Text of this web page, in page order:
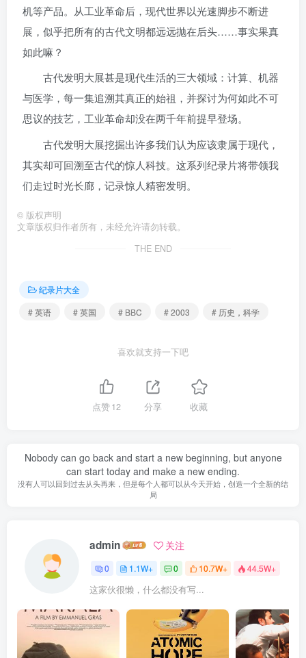
机等产品。从工业革命后，现代世界以光速脚步不断进
展，似乎把所有的古代文明都远远抛在后头……事实果真
如此嘛？
古代发明大展甚是现代生活的三大领域：计算、机器
与医学，每一集追溯其真正的始祖，并探讨为何如此不可
思议的技艺，工业革命却没在两千年前提早登场。
古代发明大展挖掘出许多我们认为应该隶属于现代，
其实却可回溯至古代的惊人科技。这系列纪录片将带领我
们走过时光长廊，记录惊人精密发明。
© 版权声明
文章版权归作者所有，未经允许请勿转载。
THE END
纪录片大全
# 英语
# 英国 # BBC # 2003 # 历史，科学
喜欢就支持一下吧
点赞12 分享 收藏
Nobody can go back and start a new beginning, but anyone
can start today and make a new ending.
没有人可以回到过去从头再来，但是每个人都可以从今天开始，创造一个全新的结
局
admin 关注
0 1.1W+ 0 10.7W+ 44.5W+
这家伙很懒，什么都没有写...